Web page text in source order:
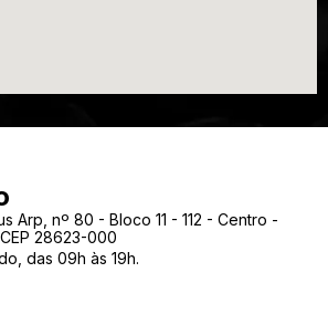
Arp, nº 80 - Bloco 11 - 112 - Centro -
28623-000
das 09h às 19h.